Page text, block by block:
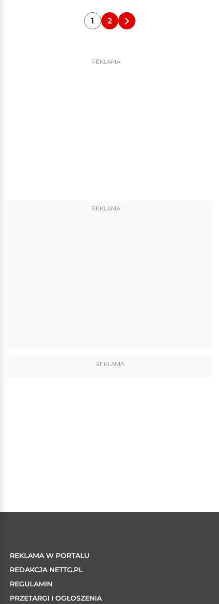
1 2
REKLAMA
REKLAMA
REKLAMA
REKLAMA W PORTALU
REDAKCJA NETTG.PL
REGULAMIN
PRZETARGI I OGŁOSZENIA